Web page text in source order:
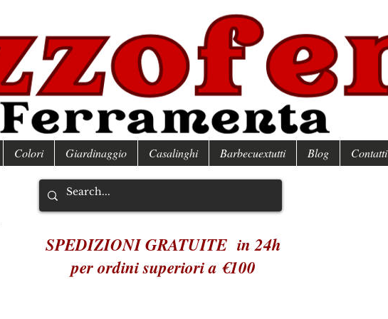
Colori Giardinaggio Casalinghi Barbecuextutti Blog Contatti
SPEDIZIONI GRATUITE in 24h
per ordini superiori a €100